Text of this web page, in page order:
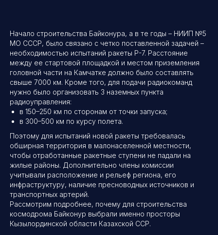
Начало строительства Байконура, а в те годы – НИИП №5
МО СССР, было связано с четко поставленной задачей –
необходимостью испытаний ракеты Р-7. Расстояние
между ее стартовой площадкой и местом приземления
головной части на Камчатке должно было составлять
свыше 7000 км. Кроме того, для подачи радиокоманд
нужно было организовать 3 наземных пункта
радиоуправления:
в 150–250 км по сторонам от точки запуска;
в 300–500 км по курсу полета.
Поэтому для испытаний новой ракеты требовалась
обширная территория в малонаселенной местности,
чтобы отработанные ракетные ступени не падали на
жилые районы. Дополнительно члены комиссии
учитывали расположение и рельеф региона, его
инфраструктуру, наличие пресноводных источников и
транспортных артерий.
Рассмотрим подробнее, почему для строительства
космодрома Байконур выбрали именно просторы
Кызылординской области Казахской ССР.